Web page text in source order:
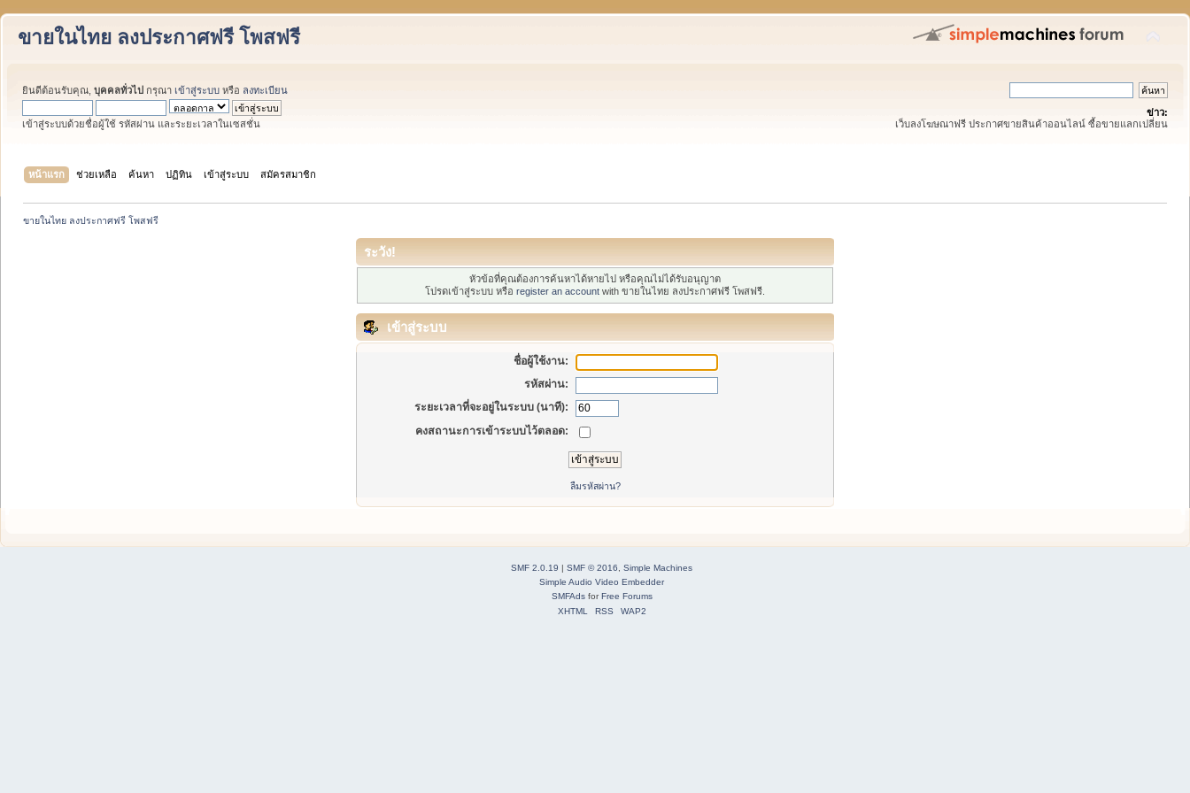
ขายในไทย ลงประกาศฟรี โพสฟรี
ยินดีต้อนรับคุณ, บุคคลทั่วไป กรุณา เข้าสู่ระบบ หรือ ลงทะเบียน
เข้าสู่ระบบด้วยชื่อผู้ใช้ รหัสผ่าน และระยะเวลาในเซสชั่น
ข่าว:
เว็บลงโฆษณาฟรี ประกาศขายสินค้าออนไลน์ ซื้อขายแลกเปลี่ยน
หน้าแรก ช่วยเหลือ ค้นหา ปฏิทิน เข้าสู่ระบบ สมัครสมาชิก
ขายในไทย ลงประกาศฟรี โพสฟรี
ระวัง!
หัวข้อที่คุณต้องการค้นหาได้หายไป หรือคุณไม่ได้รับอนุญาต
โปรดเข้าสู่ระบบ หรือ register an account with ขายในไทย ลงประกาศฟรี โพสฟรี.
เข้าสู่ระบบ
ชื่อผู้ใช้งาน:
รหัสผ่าน:
ระยะเวลาที่จะอยู่ในระบบ (นาที):
คงสถานะการเข้าระบบไว้ตลอด:
ลืมรหัสผ่าน?
SMF 2.0.19 | SMF © 2016
Simple Machines
Simple Audio Video Embedder
SMFAdsforFree Forums
XHTML
RSS WAP2